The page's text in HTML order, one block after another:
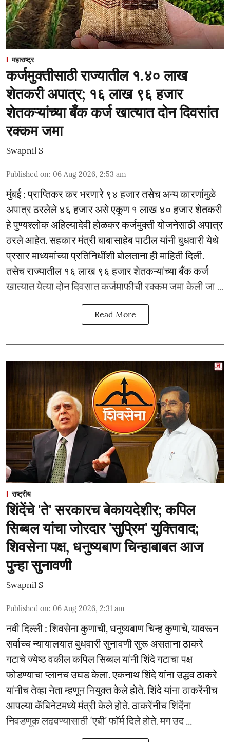
महाराष्ट्र
कर्जमुक्तीसाठी राज्यातील १.४० लाख
शेतकरी अपात्र; १६ लाख ९६ हजार
शेतकऱ्यांच्या बँक कर्ज खात्यात दोन दिवसांत
रक्कम जमा
Swapnil S
Published on: 06 Aug 2026, 2:53 am
मुंबई : प्राप्तिकर कर भरणारे ९४ हजार तसेच अन्य कारणांमुळे
अपात्र ठरलेले ४६ हजार असे एकूण १ लाख ४० हजार शेतकरी
हे पुण्यश्लोक अहिल्यादेवी होळकर कर्जमुक्ती योजनेसाठी अपात्र
ठरले आहेत. सहकार मंत्री बाबासाहेब पाटील यांनी बुधवारी येथे
प्रसार माध्यमांच्या प्रतिनिधींशी बोलताना ही माहिती दिली.
तसेच राज्यातील १६ लाख ९६ हजार शेतकऱ्यांच्या बँक कर्ज
खात्यात येत्या दोन दिवसात कर्जमाफीची रक्कम जमा केली जा ...
Read More
राष्ट्रीय
शिंदेंचे 'ते' सरकारच बेकायदेशीर; कपिल
सिब्बल यांचा जोरदार 'सुप्रिम' युक्तिवाद;
शिवसेना पक्ष, धनुष्यबाण चिन्हाबाबत आज
पुन्हा सुनावणी
Swapnil S
Published on: 06 Aug 2026, 2:31 am
नवी दिल्ली : शिवसेना कुणाची, धनुष्यबाण चिन्ह कुणाचे, यावरून
सर्वाच्च न्यायालयात बुधवारी सुनावणी सुरू असताना ठाकरे
गटाचे ज्येष्ठ वकील कपिल सिब्बल यांनी शिंदे गटाचा पक्ष
फोडण्याचा प्लानच उघड केला. एकनाथ शिंदे यांना उद्धव ठाकरे
यांनीच तेव्हा नेता म्हणून नियुक्त केले होते. शिंदे यांना ठाकरेंनीच
आपल्या कॅबिनेटमध्ये मंत्री केले होते. ठाकरेंनीच शिंदेंना
निवडणूक लढवण्यासाठी ‘एबी’ फॉर्म दिले होते. मग उद ...